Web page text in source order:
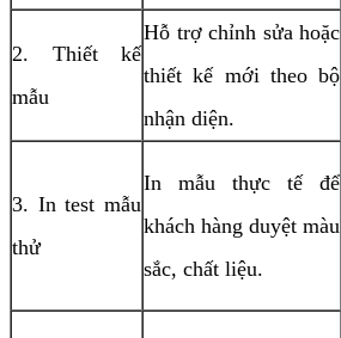
2. Thiết kế
mẫu
Hỗ trợ chỉnh sửa hoặc
thiết kế mới theo bộ
nhận diện.
3. In test mẫu
thử
In mẫu thực tế để
khách hàng duyệt màu
sắc, chất liệu.